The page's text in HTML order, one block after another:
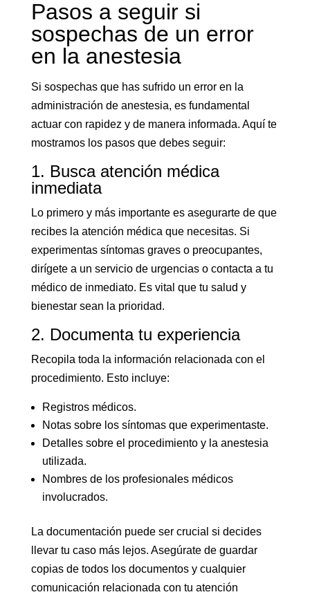
Pasos a seguir si
sospechas de un error
en la anestesia
Si sospechas que has sufrido un error en la
administración de anestesia, es fundamental
actuar con rapidez y de manera informada. Aquí te
mostramos los pasos que debes seguir:
1. Busca atención médica
inmediata
Lo primero y más importante es asegurarte de que
recibes la atención médica que necesitas. Si
experimentas síntomas graves o preocupantes,
dirígete a un servicio de urgencias o contacta a tu
médico de inmediato. Es vital que tu salud y
bienestar sean la prioridad.
2. Documenta tu experiencia
Recopila toda la información relacionada con el
procedimiento. Esto incluye:
Registros médicos.
Notas sobre los síntomas que experimentaste.
Detalles sobre el procedimiento y la anestesia
utilizada.
Nombres de los profesionales médicos
involucrados.
La documentación puede ser crucial si decides
llevar tu caso más lejos. Asegúrate de guardar
copias de todos los documentos y cualquier
comunicación relacionada con tu atención